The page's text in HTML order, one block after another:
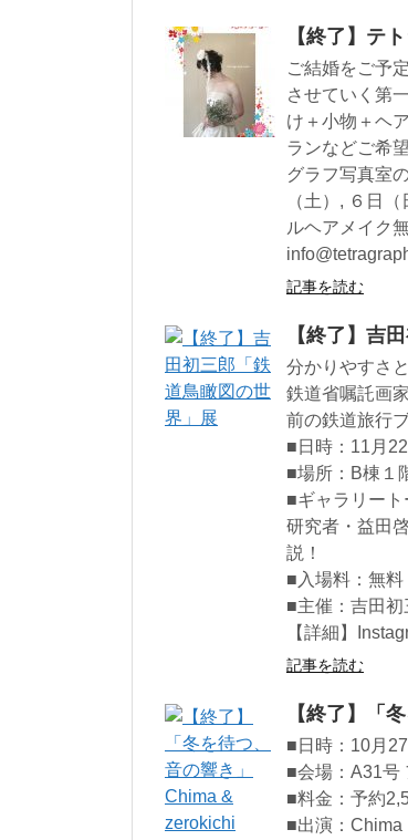
【終了】テ
ご結婚をご予
させていく第
け＋小物＋ヘ
ランなどご希
グラフ写真室
（土）, ６日
ルヘアメイク
記事を読む
【終了】吉
分かりやすさ
鉄道省嘱託画
前の鉄道旅行
■日時：11月
■場所：B棟１
■ギャラリー
研究者・益田
説！
■入場料：無料
■主催：吉田
【詳細】
記事を読む
【終了】「
■日時：10月
■会場：A31号
■料金：予約
■出演：Chima